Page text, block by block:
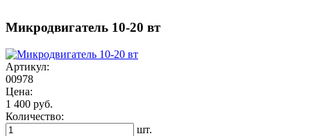
Микродвигатель 10-20 вт
Артикул:
00978
Цена:
1 400 руб.
Количество:
шт.